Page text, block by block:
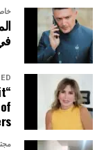
Bdeir, Deputy
Payment
Libanais, said:
world, customers
intelligent, and
introducing a new